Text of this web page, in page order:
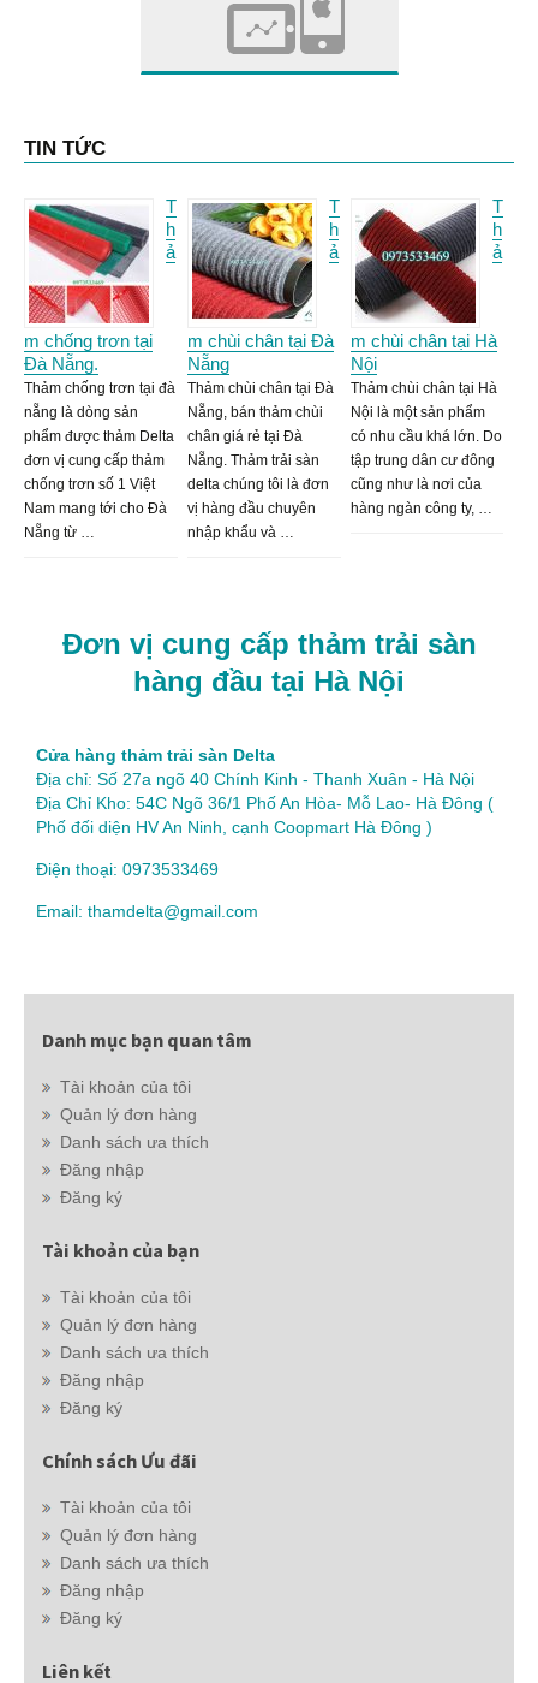
TIN TỨC
T
h
ả
m chống trơn tại
Đà Nẵng.
Thảm chống trơn tại đà
nẵng là dòng sản
phẩm được thảm Delta
đơn vị cung cấp thảm
chống trơn số 1 Việt
Nam mang tới cho Đà
Nẵng từ …
T
h
ả
m chùi chân tại Đà
Nẵng
Thảm chùi chân tại Đà
Nẵng, bán thảm chùi
chân giá rẻ tại Đà
Nẵng. Thảm trải sàn
delta chúng tôi là đơn
vị hàng đầu chuyên
nhập khẩu và …
T
h
ả
m chùi chân tại Hà
Nội
Thảm chùi chân tại Hà
Nội là một sản phẩm
có nhu cầu khá lớn. Do
tập trung dân cư đông
cũng như là nơi của
hàng ngàn công ty, …
Đơn vị cung cấp thảm trải sàn
hàng đầu tại Hà Nội
Cửa hàng thảm trải sàn Delta
Địa chỉ: Số 27a ngõ 40 Chính Kinh - Thanh Xuân - Hà Nội
Địa Chỉ Kho: 54C Ngõ 36/1 Phố An Hòa- Mỗ Lao- Hà Đông (
Phố đối diện HV An Ninh, cạnh Coopmart Hà Đông )
Điện thoại: 0973533469
Email: thamdelta@gmail.com
Danh mục bạn quan tâm
Tài khoản của tôi
Quản lý đơn hàng
Danh sách ưa thích
Đăng nhập
Đăng ký
Tài khoản của bạn
Tài khoản của tôi
Quản lý đơn hàng
Danh sách ưa thích
Đăng nhập
Đăng ký
Chính sách Ưu đãi
Tài khoản của tôi
Quản lý đơn hàng
Danh sách ưa thích
Đăng nhập
Đăng ký
Liên kết